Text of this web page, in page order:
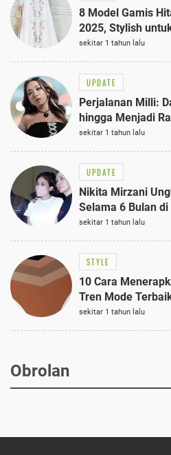
8 Model Gamis
2025, Stylish
Semi-Formal
sekitar 1 tahun lalu
UPDATE
Perjalanan Milli:
hingga Menjadi
sekitar 1 tahun lalu
UPDATE
Nikita Mirzani
Selama 6 Bulan
Terungkap!
sekitar 1 tahun lalu
STYLE
10 Cara
Tren Mode
sekitar 1 tahun lalu
Obrolan